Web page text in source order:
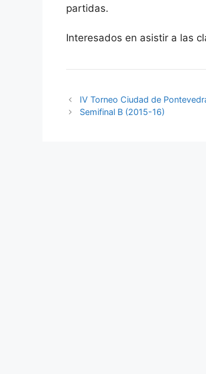
partidas.
Interesados en asistir a las
IV Torneo Ciudad de
Semifinal B (2015-16)